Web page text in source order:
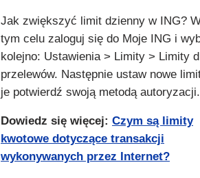
Jak zwiększyć limit dzienny w ING?
tym celu zaloguj się do Moje ING i
kolejno: Ustawienia > Limity > Limity
przelewów. Następnie ustaw nowe
je potwierdź swoją metodą autoryzacji.
Dowiedz się więcej: Czym są limity
kwotowe dotyczące transakcji
wykonywanych przez Internet?